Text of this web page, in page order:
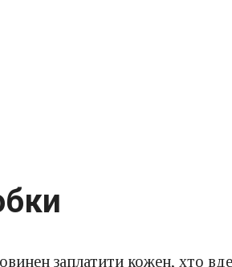
заплатити кожен, хто